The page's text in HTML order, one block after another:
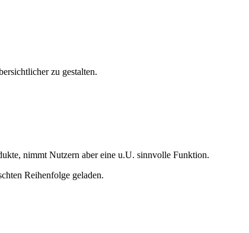
zu gestalten.
nimmt Nutzern aber eine u.U. sinnvolle Funktion.
Reihenfolge geladen.